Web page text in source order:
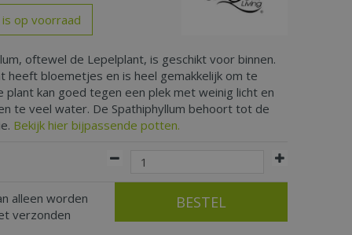
op voorraad
oftewel de Lepelplant, is geschikt voor binnen.
heeft bloemetjes en is heel gemakkelijk om te
plant kan goed tegen een plek met weinig licht en
te veel water. De Spathiphyllum behoort tot de
Bekijk hier bijpassende potten.
alleen worden
verzonden